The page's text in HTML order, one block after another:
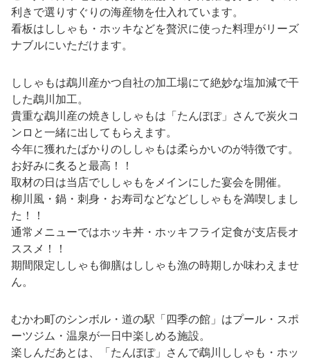
利きで選りすぐりの海産物を仕入れています。
看板はししゃも・ホッキなどを贅沢に使った料理がリーズ
ナブルにいただけます。
ししゃもは鵡川産かつ自社の加工場にて絶妙な塩加減で干
した鵡川加工。
貴重な鵡川産の焼きししゃもは「たんぽぽ」さんで炭火コ
ンロと一緒に出してもらえます。
今年に獲れたばかりのししゃもは柔らかいのが特徴です。
お好みに炙ると最高！！
取材の日は当店でししゃもをメインにした宴会を開催。
柳川風・鍋・刺身・お寿司などなどししゃもを満喫しまし
た！！
通常メニューではホッキ丼・ホッキフライ定食が支店長オ
ススメ！！
期間限定ししゃも御膳はししゃも漁の時期しか味わえませ
ん。
むかわ町のシンボル・道の駅「四季の館」はプール・スポ
ーツジム・温泉が一日中楽しめる施設。
楽しんだあとは、「たんぽぽ」さんで鵡川ししゃも・ホッ